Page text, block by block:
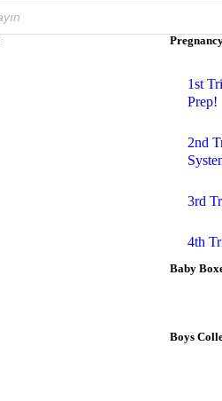
1st
Prep!
2nd
3rd
4th
Baby
Boys